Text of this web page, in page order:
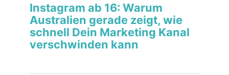
Instagram ab 16: Warum
Australien gerade zeigt, wie
schnell Dein Marketing Kanal
verschwinden kann